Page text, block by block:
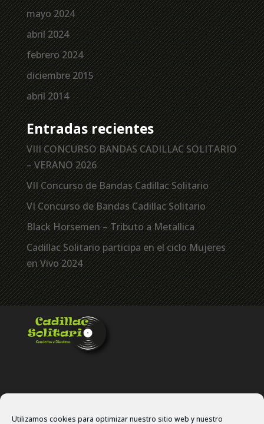
Utilizamos cookies para optimizar nuestro sitio web y nuestro
mayo 2024
abril 2024
febrero 2024
diciembre 2015
abril 2014
Entradas recientes
VIII CONCURSO BANDAS CADILLAC SOLITARIO
– VERANO 2026
VII Concurso de Bandas Cadillac Solitario
VI Concurso de Bandas Cadillac Solitario
Black Horsemen – Tributo a Metallica
Cadillac Solitario participa en el ciclo Mujeres
en Vivo 2024